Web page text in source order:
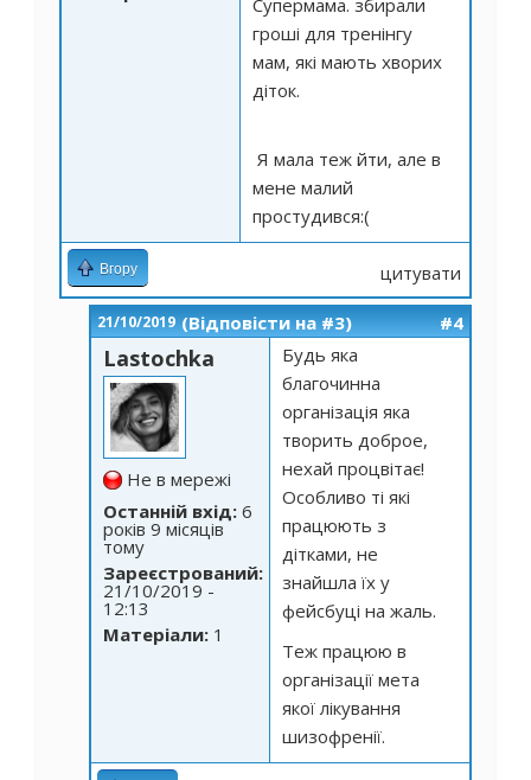
Супермама. збирали
гроші для тренінгу
мам, які мають хворих
діток.
Я мала теж йти, але в
мене малий
простудився:(
Вгору цитувати
21/10/2019 (Відповісти на #3) #4
Lastochka
Не в мережі
Останній вхід: 6
років 9 місяців
тому
Зареєстрований:
21/10/2019 -
12:13
Матеріали: 1
Будь яка
благочинна
організація яка
творить доброе,
нехай процвітає!
Особливо ті які
працюють з
дітками, не
знайшла їх у
фейсбуці на жаль.
Теж працюю в
організації мета
якоїлікування
шизофренії.